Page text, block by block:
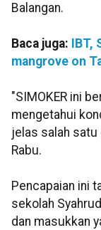
Balangan.
Baca juga:
mangrove on
"SIMOKER ini
mengetahui
jelas salah satu
Rabu.
Pencapaian ini
sekolah
dan masukkan